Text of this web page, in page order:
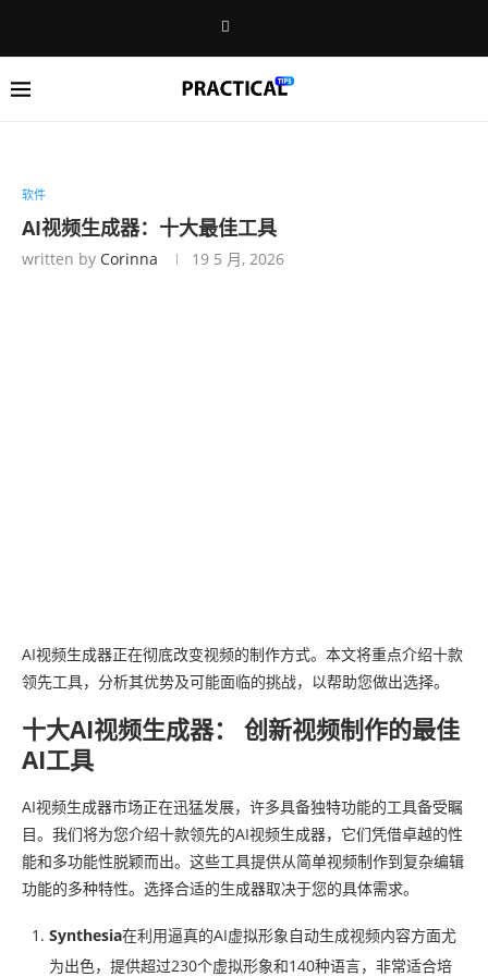
软件
AI视频生成器：十大最佳工具
written by Corinna 19 5 月, 2026
AI视频生成器正在彻底改变视频的制作方式。本文将重点介绍十款
领先工具，分析其优势及可能面临的挑战，以帮助您做出选择。
十大AI视频生成器： 创新视频制作的最佳
AI工具
AI视频生成器市场正在迅猛发展，许多具备独特功能的工具备受瞩
目。我们将为您介绍十款领先的AI视频生成器，它们凭借卓越的性
能和多功能性脱颖而出。这些工具提供从简单视频制作到复杂编辑
功能的多种特性。选择合适的生成器取决于您的具体需求。
Synthesia在利用逼真的AI虚拟形象自动生成视频内容方面尤
为出色，提供超过230个虚拟形象和140种语言，非常适合培